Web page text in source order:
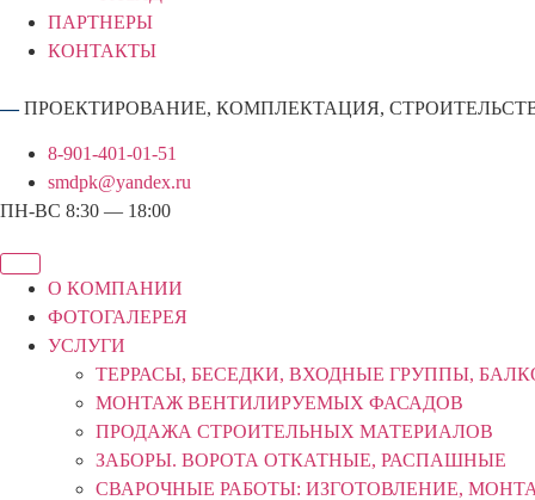
ПАРТНЕРЫ
КОНТАКТЫ
—ПРОЕКТИРОВАНИЕ, КОМПЛЕКТАЦИЯ,
8-901-401-01-51
smdpk@yandex.ru
ПН-ВС 8:30 — 18:00
О КОМПАНИИ
ФОТОГАЛЕРЕЯ
УСЛУГИ
ТЕРРАСЫ, БЕСЕДКИ, ВХОДНЫЕ ГРУППЫ,
МОНТАЖ ВЕНТИЛИРУЕМЫХ ФАСАДОВ
ПРОДАЖА СТРОИТЕЛЬНЫХ МАТЕРИАЛОВ
ЗАБОРЫ. ВОРОТА ОТКАТНЫЕ, РАСПАШНЫЕ
СВАРОЧНЫЕ РАБОТЫ: ИЗГОТОВЛЕНИЕ,